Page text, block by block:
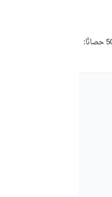
هوندا حول زيادة قوة المحرك 50 حصانًا: